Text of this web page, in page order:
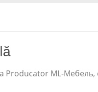
Producator ML-